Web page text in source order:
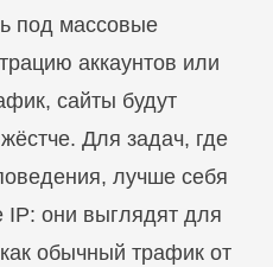
под массовые
аккаунтов или
сайты будут
Для задач, где
лучше себя
они выглядят для
обычный трафик от